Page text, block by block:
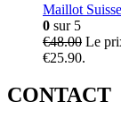
Maillot
0 sur 5
€48.00 Le
€25.90.
CONTACT